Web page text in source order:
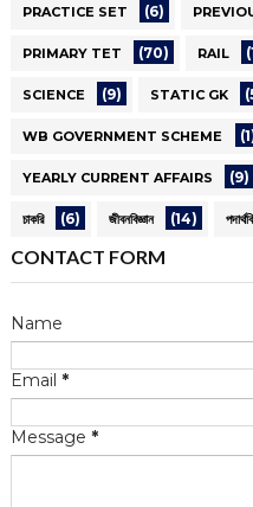
PRACTICE SET (6)
PRIMARY TET (70) RAIL
SCIENCE (9) STATIC GK
WB GOVERNMENT SCHEME
YEARLY CURRENT AFFAIRS (9)
চাকরি (6) জীবনবিজ্ঞান (14)
CONTACT FORM
Name
Email *
Message *